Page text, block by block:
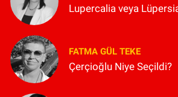
Lupercalia veya
FATMA GÜL TEKE
Çerçioğlu Niye Seçildi?